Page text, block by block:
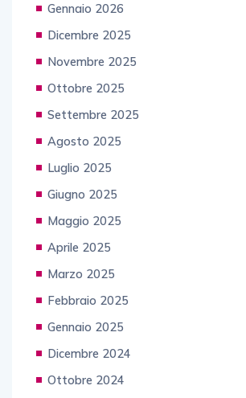
Gennaio 2026
Dicembre 2025
Novembre 2025
Ottobre 2025
Settembre 2025
Agosto 2025
Luglio 2025
Giugno 2025
Maggio 2025
Aprile 2025
Marzo 2025
Febbraio 2025
Gennaio 2025
Dicembre 2024
Ottobre 2024